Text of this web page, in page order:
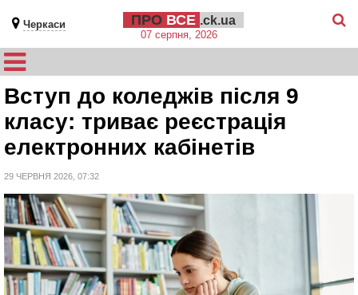
Черкаси ПРО ВСЕ .ck.ua
07 серпня, 2026
Вступ до коледжів після 9
класу: триває реєстрація
електронних кабінетів
29 ЧЕРВНЯ 2026, 07:32